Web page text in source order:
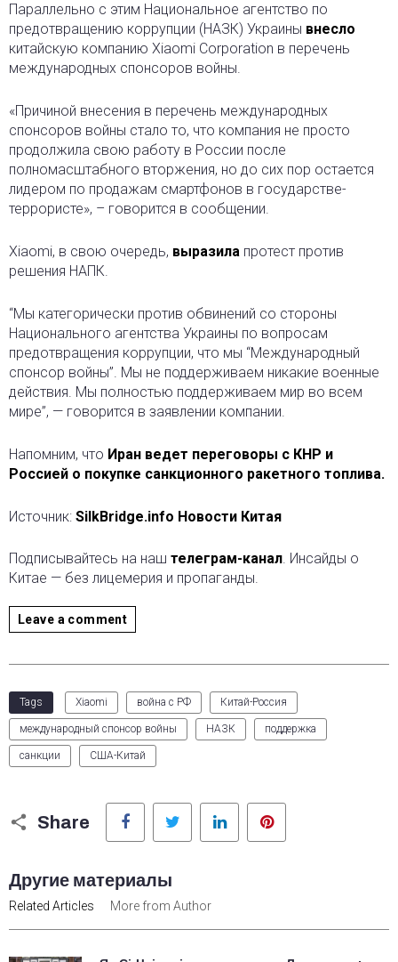
Параллельно с этим Национальное агентство по
предотвращению коррупции (НАЗК) Украины внесло
китайскую компанию Xiaomi Corporation в перечень
международных спонсоров войны.
«Причиной внесения в перечень международных
спонсоров войны стало то, что компания не просто
продолжила свою работу в России после
полномасштабного вторжения, но до сих пор остается
лидером по продажам смартфонов в государстве-
террористе», – говорится в сообщении.
Xiaomi, в свою очередь, выразила протест против
решения НАПК.
“Мы категорически против обвинений со стороны
Национального агентства Украины по вопросам
предотвращения коррупции, что мы “Международный
спонсор войны”. Мы не поддерживаем никакие военные
действия. Мы полностью поддерживаем мир во всем
мире”, — говорится в заявлении компании.
Напомним, что Иран ведет переговоры с КНР и
Россией о покупке санкционного ракетного топлива.
Источник: SilkBridge.info Новости Китая
Подписывайтесь на наш телеграм-канал. Инсайды о
Китае — без лицемерия и пропаганды.
Leave a comment
Tags Xiaomi война с РФ Китай-Россия
международный спонсор войны НАЗК поддержка
санкции США-Китай
Share
Facebook Twitter LinkedIn
Другие материалы
Related Articles More from Author